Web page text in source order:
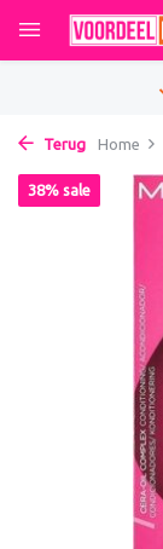
Terug Home
38% sale